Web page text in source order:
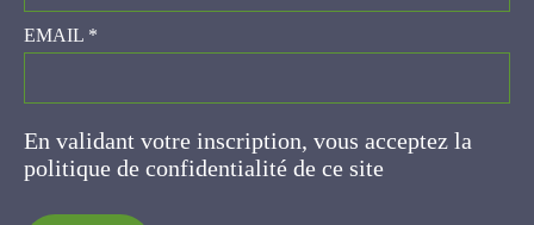
EMAIL*
En validant votre inscription, vous acceptez la
politique de confidentialité de ce site